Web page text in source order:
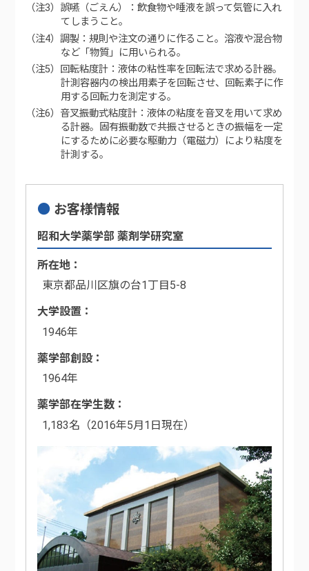
（注3）誤嚥（ごえん）：飲食物や唾液を誤って気管に入れ
てしまうこと。
（注4）調製：規則や注文の通りに作ること。溶液や混合物
など「物質」に用いられる。
（注5）回転粘度計：液体の粘性率を回転法で求める計器。
計測容器内の検出用素子を回転させ、回転素子に作
用する回転力を測定する。
（注6）音叉振動式粘度計：液体の粘度を音叉を用いて求め
る計器。固有振動数で共振させるときの振幅を一定
にするために必要な駆動力（電磁力）により粘度を
計測する。
お客様情報
昭和大学薬学部 薬剤学研究室
所在地
東京都品川区旗の台1丁目5-8
大学設置
1946年
薬学部創設
1964年
薬学部在学生数
1,183名（2016年5月1日現在）